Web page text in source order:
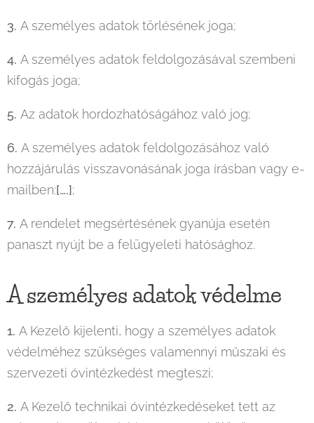
3. A személyes adatok törlésének joga;
4. A személyes adatok feldolgozásával szembeni
kifogás joga;
5. Az adatok hordozhatóságához való jog;
6. A személyes adatok feldolgozásához való
hozzájárulás visszavonásának joga írásban vagy e-
mailben:[….];
7. A rendelet megsértésének gyanúja esetén
panaszt nyújt be a felügyeleti hatósághoz.
A személyes adatok védelme
1. A Kezelő kijelenti, hogy a személyes adatok
védelméhez szükséges valamennyi műszaki és
szervezeti óvintézkedést megteszi;
2. A Kezelő technikai óvintézkedéseket tett az